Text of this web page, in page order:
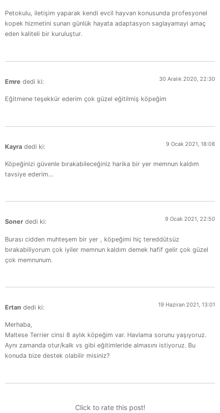
Petokulu, iletişim yaparak kendi evcil hayvan konusunda profesyonel
kopek hizmetini sunan günlük hayata adaptasyon saglayamayi amaç
eden kaliteli bir kuruluştur.
Emre dedi ki: 30 Aralık 2020, 22:30
Eğitmene teşekkür ederim çok güzel eğitilmiş köpeğim
Kayra dedi ki: 9 Ocak 2021, 18:08
Köpeğinizi güvenle bırakabileceğiniz harika bir yer memnun kaldım
tavsiye ederim…
Soner dedi ki: 9 Ocak 2021, 22:50
Burası cidden muhteşem bir yer , köpeğimi hiç tereddütsüz
bırakabiliyorum çok iyiler memnun kaldım demek hafif gelir çok güzel
çok memnunum.
Ertan dedi ki: 19 Haziran 2021, 13:01
Merhaba,
Maltese Terrier cinsi 8 aylık köpeğim var. Havlama sorunu yaşıyoruz.
Aynı zamanda otur/kalk vs gibi eğitimleride almasını istiyoruz. Bu
konuda bize destek olabilir misiniz?
Click to rate this post!